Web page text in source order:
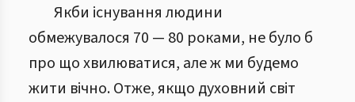
Якби існування людини
обмежувалося 70 — 80 роками, не було б
про що хвилюватися, але ж ми будемо
жити вічно. Отже, якщо духовний світ